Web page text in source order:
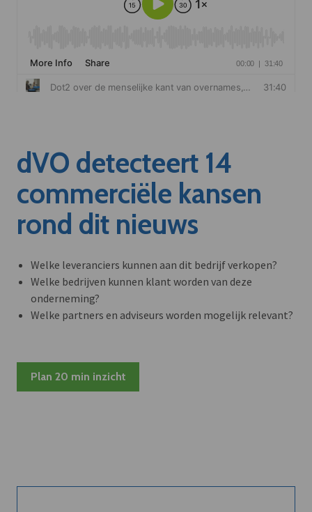
dVO detecteert 14
commerciële kansen
rond dit nieuws
Welke leveranciers kunnen aan dit bedrijf verkopen?
Welke bedrijven kunnen klant worden van deze
onderneming?
Welke partners en adviseurs worden mogelijk relevant?
Plan 20 min inzicht